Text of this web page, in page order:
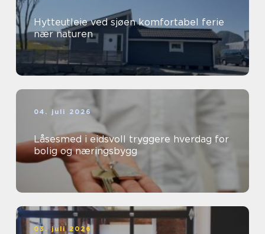
Hytteutleie ved sjøen komfortabel ferie
nær naturen
04. juli 2026
Låsesmed i eidsvoll tryggere hverdag for
bolig og næringsbygg
03. juli 2026